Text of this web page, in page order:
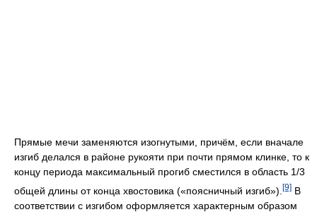
Прямые мечи заменяются изогнутыми, причём, если вначале
изгиб делался в районе рукояти при почти прямом клинке, то к
концу периода максимальный прогиб сместился в область 1/3
общей длины от конца хвостовика («поясничный изгиб»). [9] В
соответствии с изгибом оформляется характерным образом